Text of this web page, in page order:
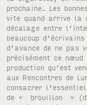
prochaine. Les
vite quand arrive la
décalage entre
beaucoup
d’avance de ne pas
précisément ce
production qu’est
aux Rencontres de
consacrer
de « brouillon »